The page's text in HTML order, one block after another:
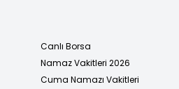
Canlı Borsa
Namaz Vakitleri 2026
Cuma Namazı Vakitleri